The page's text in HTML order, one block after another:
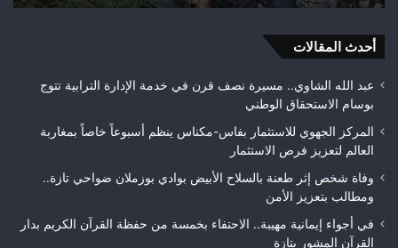
مطالب
قبل
أحدث المقالات
عبد الله الشاوي.. مسيرة نصف قرن في خدمة الإدارة الترابية تتوج
بوسام الاستحقاق الوطني
المركز الجهوي للاستثمار بفاس-مكناس ينظم أسبوعاً خاصاً بمغاربة
العالم لتعزيز فرص الاستثمار
وفاة شخص إثر طعنة بالسلاح الأبيض بوادي بوزملان ضواحي تازة..
ومطالب بتعزيز الأمن
في أجواء إيمانية مهيبة.. الاحتفاء بخمسة من حفظة القرآن الكريم بدار
القرآن المشور بتازة